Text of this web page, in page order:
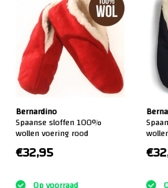
Bernardino
Spaanse sloffen 100%
wollen voering rood
€32,95